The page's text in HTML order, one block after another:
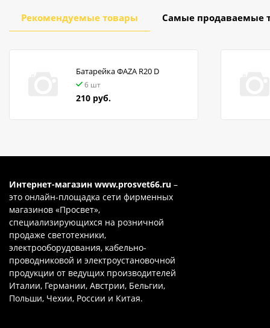
Рекомендуемые товары Самые продаваемые
Батарейка ФАZA R20 D
6 шт
210 руб.
Интернет-магазин www.prosvet66.ru –
это онлайн-площадка сети фирменных
магазинов «Просвет»,
специализирующихся на розничной
продаже светотехники,
электрооборудования, кабельно-
проводниковой и электроустановочной
продукции от ведущих производителей
Италии, Германии, Австрии, Бельгии,
Польши, Чехии, России и Китая.